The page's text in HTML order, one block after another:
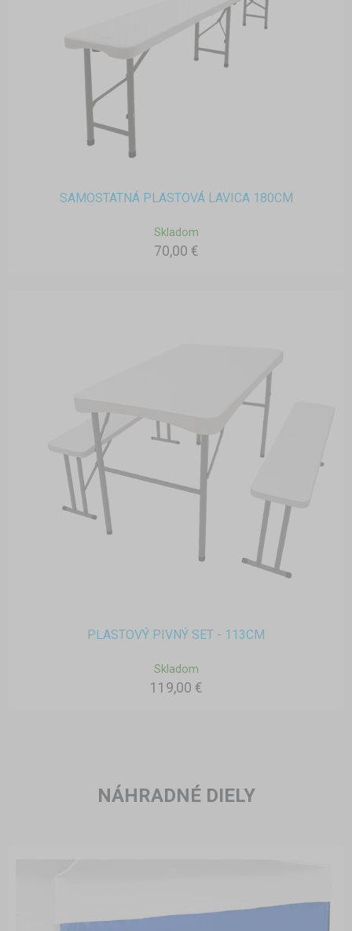
SAMOSTATNÁ PLASTOVÁ LAVICA 180CM
Skladom
70,00 €
PLASTOVÝ PIVNÝ SET - 113CM
Skladom
119,00 €
NÁHRADNÉ DIELY